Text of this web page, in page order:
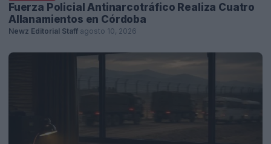
Fuerza Policial Antinarcotráfico Realiza Cuatro
Allanamientos en Córdoba
Newz Editorial Staff agosto 10, 2026